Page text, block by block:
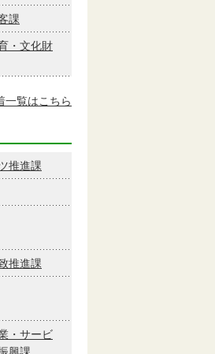
課
・文化財
一覧はこちら
推進課
推進課
・サービ
興課